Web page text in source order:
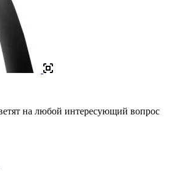
на любой интересующий вопрос